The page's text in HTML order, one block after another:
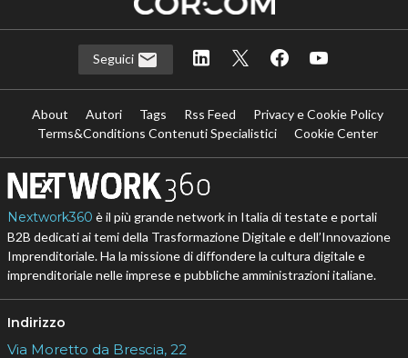
Seguici
About Autori Tags Rss Feed
Privacy e Cookie Policy
Terms&Conditions Contenuti Specialistici
Cookie Center
Nextwork360 è il più grande network in Italia di testate e portali
B2B dedicati ai temi della Trasformazione Digitale e dell’Innovazione
Imprenditoriale. Ha la missione di diffondere la cultura digitale e
imprenditoriale nelle imprese e pubbliche amministrazioni italiane.
Indirizzo
Via Moretto da Brescia, 22